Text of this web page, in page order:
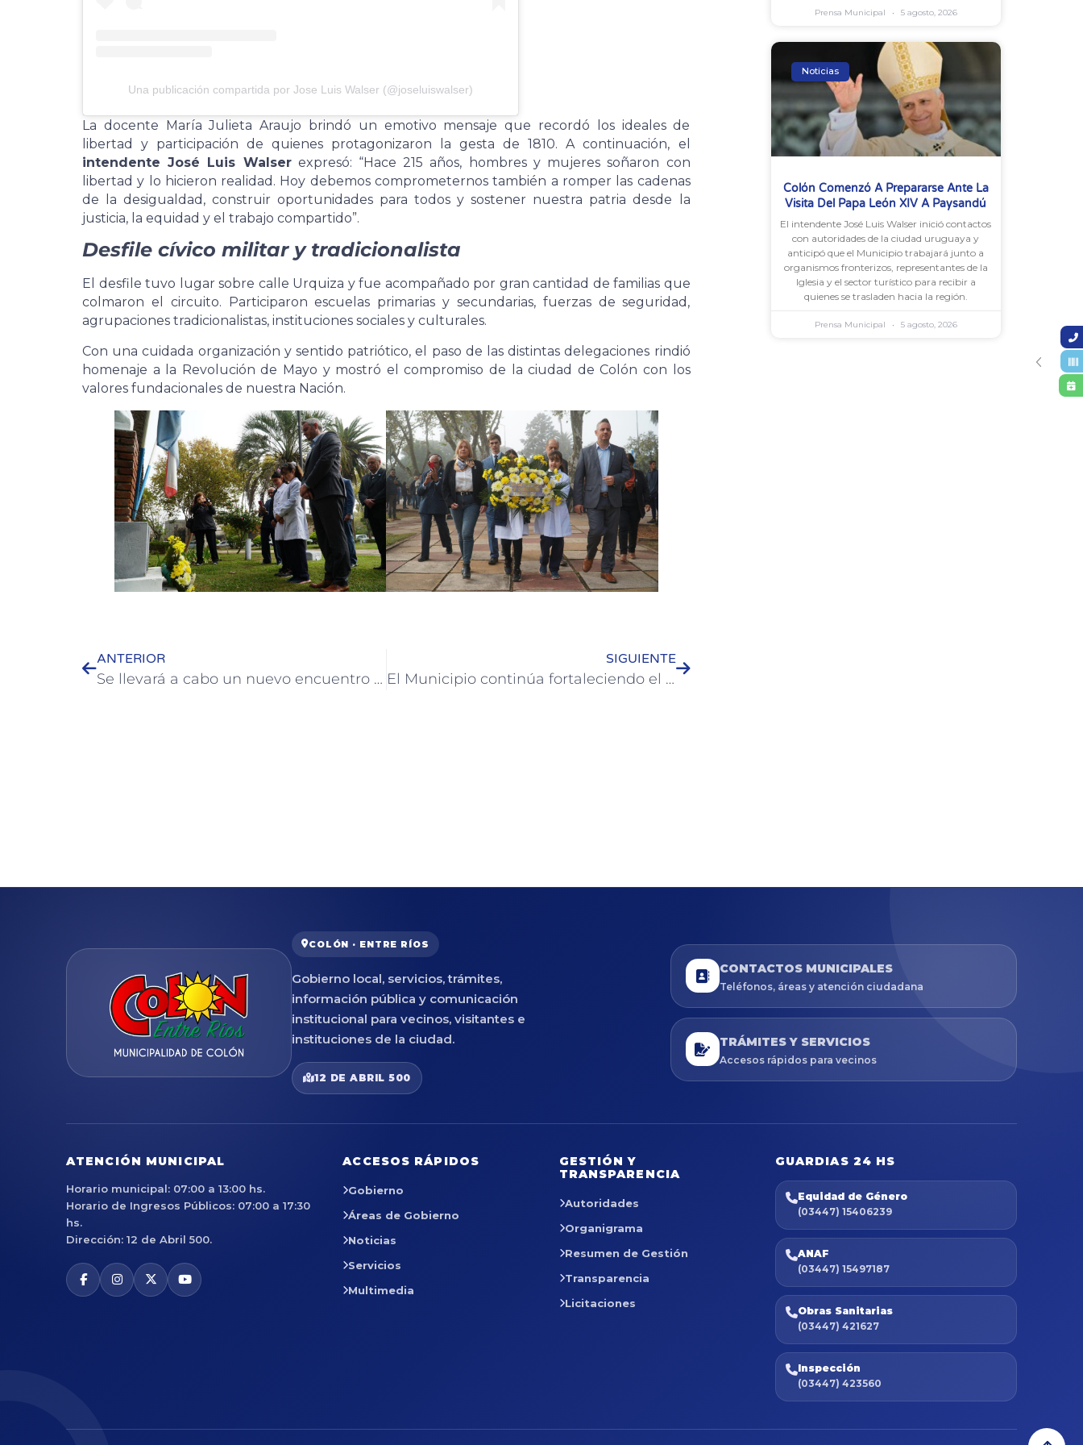
Una publicación compartida por Jose Luis Walser (@joseluiswalser)
La docente María Julieta Araujo brindó un emotivo mensaje que recordó los ideales de
libertad y participación de quienes protagonizaron la gesta de 1810. A continuación, el
intendente José Luis Walserexpresó: “Hace 215 años, hombres y mujeres soñaron con
libertad y lo hicieron realidad. Hoy debemos comprometernos también a romper las cadenas
de la desigualdad, construir oportunidades para todos y sostener nuestra patria desde la
justicia, la equidad y el trabajo compartido”.
Desfile cívico militar y tradicionalista
El desfile tuvo lugar sobre calle Urquiza y fue acompañado por gran cantidad de familias que
colmaron el circuito. Participaron escuelas primarias y secundarias, fuerzas de seguridad,
agrupaciones tradicionalistas, instituciones sociales y culturales.
Con una cuidada organización y sentido patriótico, el paso de las distintas delegaciones rindió
homenaje a la Revolución de Mayo y mostró el compromiso de la ciudad de Colón con los
valores fundacionales de nuestra Nación.
ANTERIOR
Se llevará a cabo un nuevo encuentro sociocognitivo en Casa del Bicentenario
SIGUIENTE
El Municipio continúa fortaleciendo el crecimiento de jóvenes emprendedores
Prensa Municipal 5 agosto, 2026
Noticias
Colón Comenzó A Prepararse Ante La
Visita Del Papa León XIV A Paysandú
El intendente José Luis Walser inició contactos
con autoridades de la ciudad uruguaya y
anticipó que el Municipio trabajará junto a
organismos fronterizos, representantes de la
Iglesia y el sector turístico para recibir a
quienes se trasladen hacia la región.
Prensa Municipal 5 agosto, 2026
COLÓN · ENTRE RÍOS
Gobierno local, servicios, trámites,
información pública y comunicación
institucional para vecinos, visitantes e
instituciones de la ciudad.
12 DE ABRIL 500
CONTACTOS MUNICIPALES
Teléfonos, áreas y atención ciudadana
TRÁMITES Y SERVICIOS
Accesos rápidos para vecinos
ATENCIÓN MUNICIPAL
Horario municipal: 07:00 a 13:00 hs.
Horario de Ingresos Públicos: 07:00 a 17:30
hs.
Dirección: 12 de Abril 500.
ACCESOS RÁPIDOS
Gobierno
Áreas de Gobierno
Noticias
Servicios
Multimedia
GESTIÓN Y
TRANSPARENCIA
Autoridades
Organigrama
Resumen de Gestión
Transparencia
Licitaciones
GUARDIAS 24 HS
Equidad de Género
(03447) 15406239
ANAF
(03447) 15497187
Obras Sanitarias
(03447) 421627
Inspección
(03447) 423560